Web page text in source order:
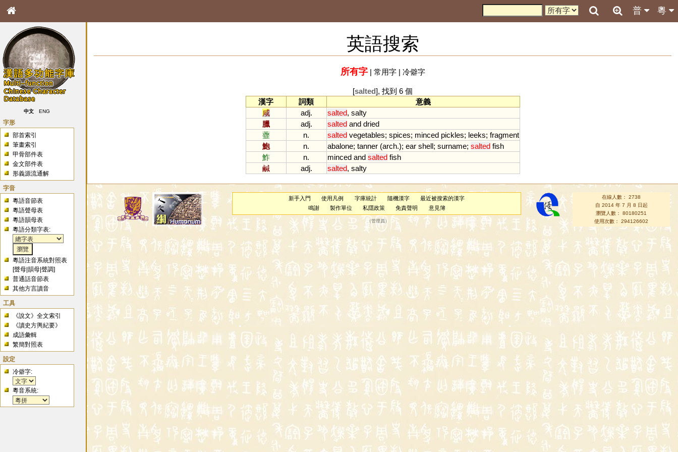
粵
普
中文 ENG
字形
部首索引
筆畫索引
甲骨部件表
金文部件表
形義源流通解
字音
粵語音節表
粵語聲母表
粵語韻母表
粵語分類字表:
粵語注音系統對照表
[聲母 |韻母 |聲調]
普通話音節表
其他方言讀音
工具
《說文》全文索引
《讀史方輿紀要》
成語彙輯
繁簡對照表
設定
冷僻字:
粵音系統:
英語搜索
所有字| 常用字| 冷僻字
[salted], 找到 6 個
漢字
詞類
意義
咸
adj. salted, salty
臘
adj. salted and dried
虀
n. salted vegetables; spices; minced pickles; leeks; fragment
鮑
n. abalone; tanner(arch.); ear shell; surname; salted fish
鮓
n. minced and salted fish
鹹
adj. salted, salty
新手入門 使用凡例 字庫統計 隨機漢字
最近被搜索的漢字
鳴謝
製作單位 私隱政策 免責聲明 意見簿
（管理員 ）
在線人數： 2738
自 2014 年 7 月 8 日起
瀏覽人數： 80180251
使用次數： 294126602